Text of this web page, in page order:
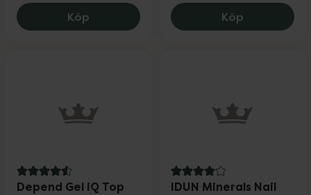
Köp Mavala Minilack Helsinki, 55 kr.
Köp IsaDora
4.6 av 5 i omdöme
Depend Gel iQ Top
4.1 av 5 i omdöme
IDUN Minerals Nail